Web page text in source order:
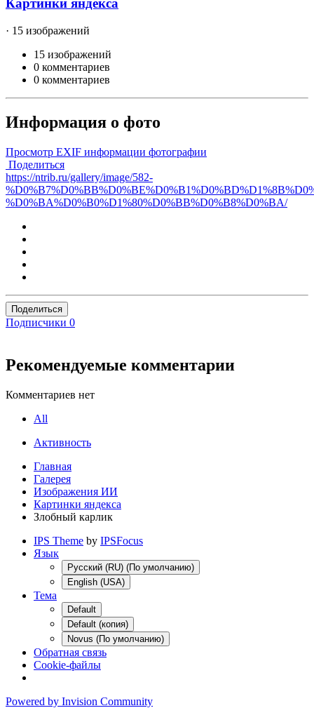
Картинки яндекса
· 15 изображений
15 изображений
0 комментариев
0 комментариев
Информация о фото
Просмотр EXIF информации фотографии
Поделиться
https://ntrib.ru/gallery/image/582-
%D0%BA%D0%B0%D1%80%D0%BB%D0%B8%D0%BA/
Поделиться
Подписчики 0
Рекомендуемые комментарии
Комментариев нет
All
Активность
Главная
Галерея
Изображения ИИ
Картинки яндекса
Злобный карлик
IPS Theme by IPSFocus
Язык
Русский (RU) (По умолчанию)
English (USA)
Тема
Default
Default (копия)
Novus (По умолчанию)
Обратная связь
Cookie-файлы
Powered by Invision Community